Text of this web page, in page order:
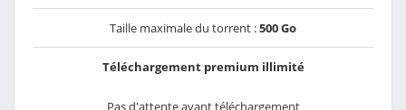
Taille maximale du torrent :500 Go
Téléchargement premium illimité
Pas d'attente avant téléchargement